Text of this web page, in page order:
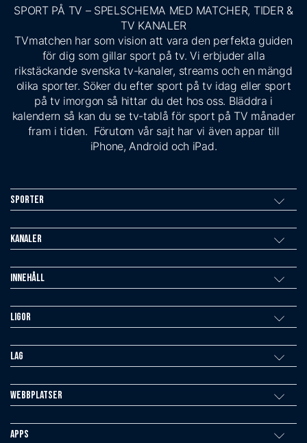
SPORT PÅ TV – SPELSCHEMA MED MATCHER, TIDER &
TV KANALER
TVmatchen har som vision att vara den perfekta guiden
för dig som gillar sport på tv. Vi erbjuder alla
rikstäckande svenska tv-kanaler, streams och en mängd
olika sporter. Söker du efter sport på tv idag eller sport
på tv imorgon så hittar du det hos oss. Bläddra i
kalendern så kan du se tv-tablå för sport på TV månader
fram i tiden. Förutom vår sajt har vi även appar till
iPhone, Android och iPad.
Sporter
Kanaler
Innehåll
Ligor
Lag
Webbplatser
Apps